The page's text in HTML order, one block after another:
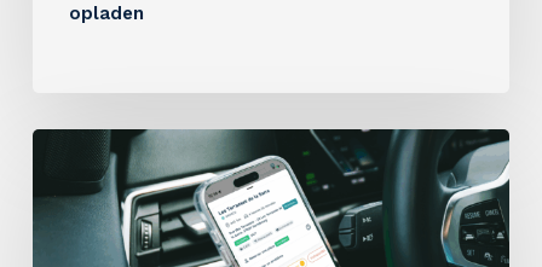
opladen